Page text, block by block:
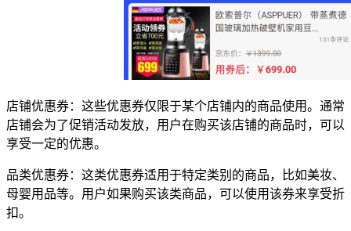
店铺优惠券：这些优惠券仅限于某个店铺内的商品使用。通常
店铺会为了促销活动发放，用户在购买该店铺的商品时，可以
享受一定的优惠。
品类优惠券：这类优惠券适用于特定类别的商品，比如美妆、
母婴用品等。用户如果购买该类商品，可以使用该券来享受折
扣。